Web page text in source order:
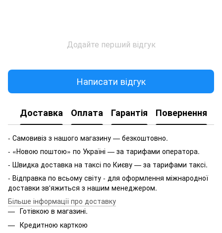
Додайте перший відгук
Написати відгук
Доставка Оплата Гарантія Повернення
- Самовивіз з нашого магазину — безкоштовно.
- «Новою поштою» по Україні — за тарифами оператора.
- Швидка доставка на таксі по Києву — за тарифами таксі.
- Відправка по всьому світу - для оформлення міжнародної
доставки зв'яжиться з нашим менеджером.
Більше інформації про доставку
Готівкою в магазині.
Кредитною карткою